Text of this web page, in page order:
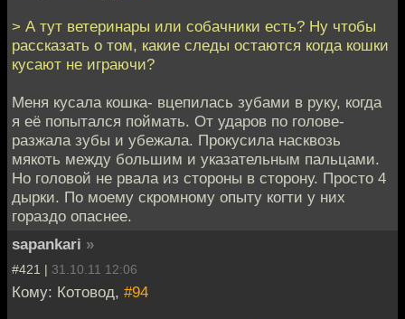
> А тут ветеринары или собачники есть? Ну чтобы
рассказать о том, какие следы остаются когда кошки
кусают не играючи?
Меня кусала кошка- вцепилась зубами в руку, когда
я её попытался поймать. От ударов по голове-
разжала зубы и убежала. Прокусила насквозь
мякоть между большим и указательным пальцами.
Но головой не рвала из стороны в сторону. Просто 4
дырки. По моему скромному опыту когти у них
гораздо опаснее.
sapankari »
#421 | 31.10.11 12:06
Кому: Котовод, #94